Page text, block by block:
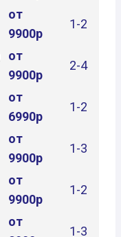
от
9900р
1-2
от
9900р
2-4
от
6990р
1-2
от
9900р
1-3
от
9900р
1-2
от
1-3